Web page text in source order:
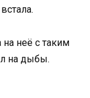
неё с таким
на дыбы.